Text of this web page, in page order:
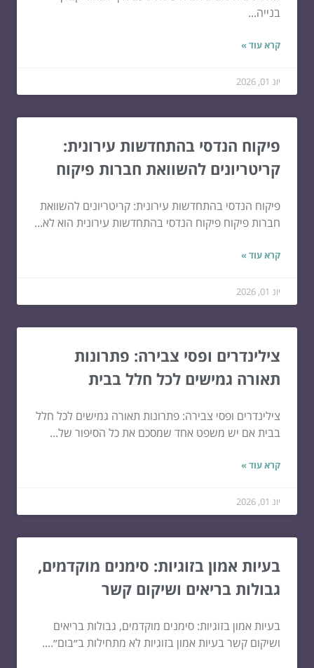
בנייה...
קרא עוד »
יונ 01, 2026
פיקוח הנדסי בהתחדשות עירונית:
קריטריונים להשוואת חברות פיקוח
פיקוח הנדסי בהתחדשות עירונית: קריטריונים להשוואת
חברות פיקוח פיקוח הנדסי בהתחדשות עירונית הוא לא...
קרא עוד »
יונ 01, 2026
צילינדרים ופסי צבירה: פתרונות
תאורה גמישים לכל חלל בבית
צילינדרים ופסי צבירה: פתרונות תאורה גמישים לכל חלל
בבית אם יש משפט אחד שמסכם את כל הסיפור של...
קרא עוד »
יונ 01, 2026
בעיות אמון בזוגיות: סימנים מוקדמים,
גבולות בריאים ושיקום קשר
בעיות אמון בזוגיות: סימנים מוקדמים, גבולות בריאים
ושיקום קשר בעיות אמון בזוגיות לא מתחילות ב״בום״....